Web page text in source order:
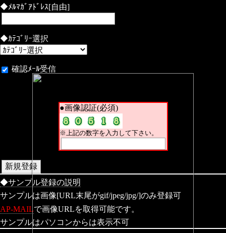
◆ﾒﾙﾏｶﾞｱﾄﾞﾚｽ[自由]
◆ｶﾃｺﾞﾘｰ選択
確認ﾒｰﾙ受信
●画像認証(必須)
※上記の数字を入力して下さい。
◆サンプル登録の説明
サンプルは画像[URL末尾がgif/jpeg/jpg/]のみ登録可
AP-MAILで画像URLを取得可能です。
サンプルはパソコンからは表示不可